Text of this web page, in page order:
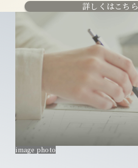
詳しくはこちら
image photo